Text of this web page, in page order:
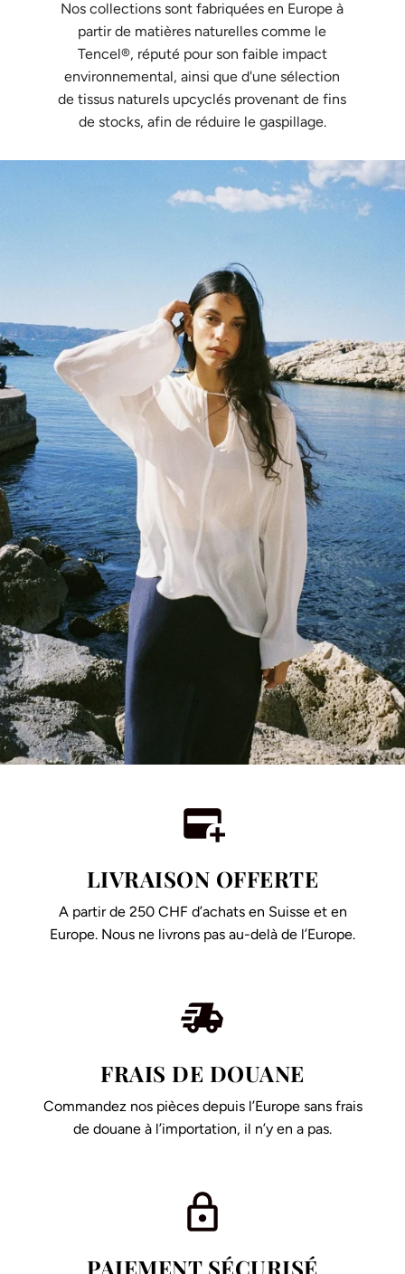
Nos collections sont fabriquées en Europe à
partir de matières naturelles comme le
Tencel®, réputé pour son faible impact
environnemental, ainsi que d'une sélection
de tissus naturels upcyclés provenant de fins
de stocks, afin de réduire le gaspillage.
LIVRAISON OFFERTE
A partir de 250 CHF d’achats en Suisse et en
Europe. Nous ne livrons pas au-delà de l’Europe.
FRAIS DE DOUANE
Commandez nos pièces depuis l’Europe sans frais
de douane à l’importation, il n’y en a pas.
PAIEMENT SÉCURISÉ